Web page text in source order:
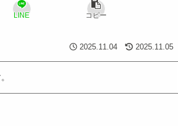
LINE コピー
2025.11.04 2025.11.05